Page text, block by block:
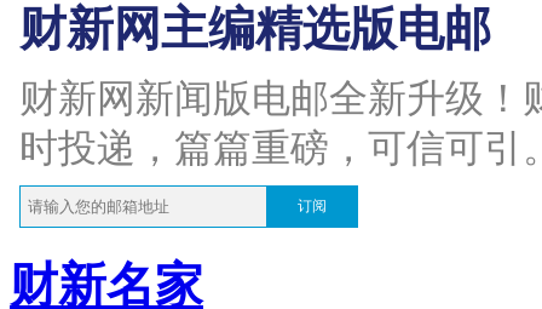
财新网主编精选版电邮
财新网新闻版电邮全新升级
时投递，篇篇重磅，可信可引
订阅
财新名家